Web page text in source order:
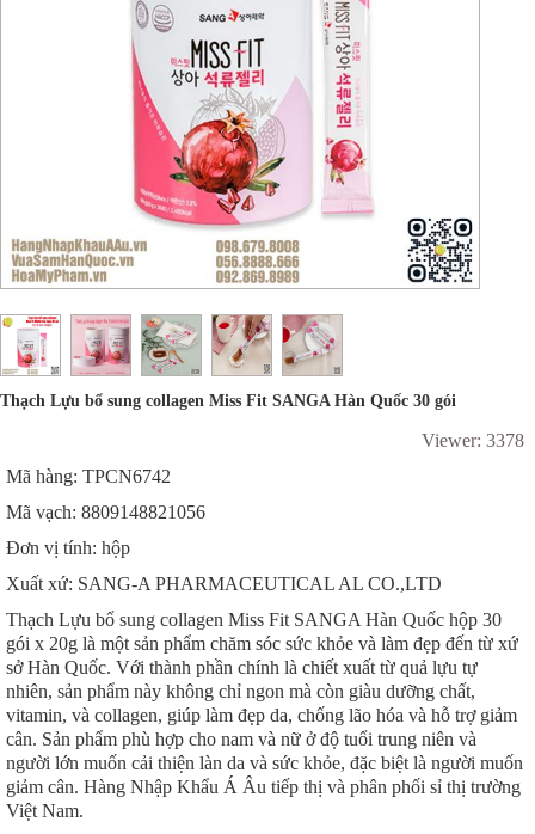
Thạch Lựu bổ sung collagen Miss Fit SANGA Hàn Quốc 30 gói
Viewer: 3378
Mã hàng: TPCN6742
Mã vạch: 8809148821056
Đơn vị tính: hộp
Xuất xứ: SANG-A PHARMACEUTICAL AL CO.,LTD
Thạch Lựu bổ sung collagen Miss Fit SANGA Hàn Quốc hộp 30
gói x 20g là một sản phẩm chăm sóc sức khỏe và làm đẹp đến từ xứ
sở Hàn Quốc. Với thành phần chính là chiết xuất từ quả lựu tự
nhiên, sản phẩm này không chỉ ngon mà còn giàu dưỡng chất,
vitamin, và collagen, giúp làm đẹp da, chống lão hóa và hỗ trợ giảm
cân. Sản phẩm phù hợp cho nam và nữ ở độ tuổi trung niên và
người lớn muốn cải thiện làn da và sức khỏe, đặc biệt là người muốn
giảm cân. Hàng Nhập Khẩu Á Âu tiếp thị và phân phối sỉ thị trường
Việt Nam.